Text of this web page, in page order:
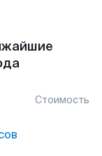
Стоимость